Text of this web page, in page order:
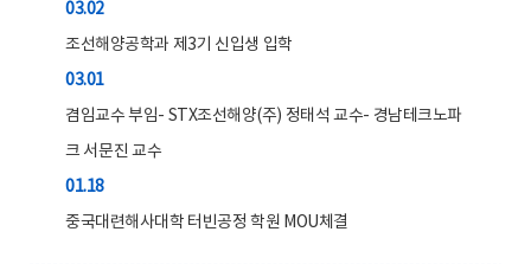
03.02
조선해양공학과 제3기 신입생 입학
03.01
겸임교수 부임- STX조선해양(주) 정태석 교수- 경남테크노파
크 서문진 교수
01.18
중국대련해사대학 터빈공정 학원 MOU체결